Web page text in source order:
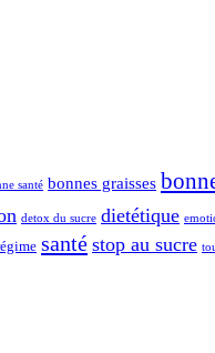
santé bonnes graisses
detox du sucre dietétique
santé stop au sucre